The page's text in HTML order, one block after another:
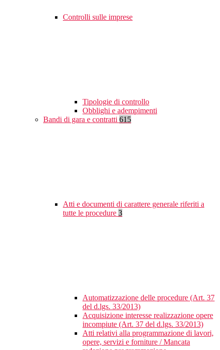
Controlli sulle imprese
Tipologie di controllo
Obblighi e adempimenti
Bandi di gara e contratti 615
Atti e documenti di carattere generale riferiti a
tutte le procedure 3
Automatizzazione delle procedure (Art. 37
del d.lgs. 33/2013)
Acquisizione interesse realizzazione opere
incompiute (Art. 37 del d.lgs. 33/2013)
Atti relativi alla programmazione di lavori,
opere, servizi e forniture / Mancata